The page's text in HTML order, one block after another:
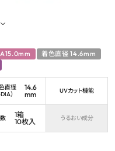
着色直径 14.6mm
直径
）
14.6
mm
UVカット機能
1箱
10枚入
うるおい成分